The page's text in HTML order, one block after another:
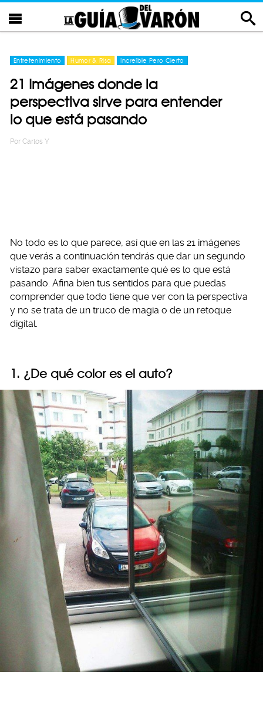
Entretenimiento Humor & Risa Increíble Pero Cierto
21 Imágenes donde la
perspectiva sirve para entender
lo que está pasando
Por Carlos Y
No todo es lo que parece, así que en las 21 imágenes
que verás a continuación tendrás que dar un segundo
vistazo para saber exactamente qué es lo que está
pasando. Afina bien tus sentidos para que puedas
comprender que todo tiene que ver con la perspectiva
y no se trata de un truco de magia o de un retoque
digital.
1. ¿De qué color es el auto?